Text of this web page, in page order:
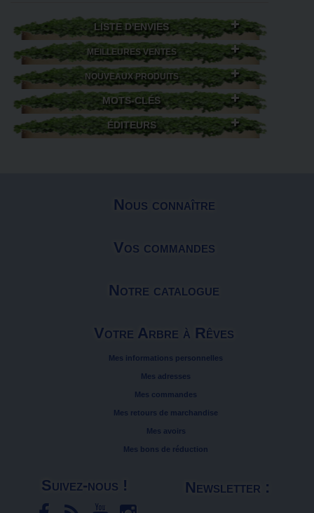
LISTE D'ENVIES
MEILLEURES VENTES
NOUVEAUX PRODUITS
MOTS-CLÉS
ÉDITEURS
Nous connaître
Vos commandes
Notre catalogue
Votre Arbre à Rêves
Mes informations personnelles
Mes adresses
Mes commandes
Mes retours de marchandise
Mes avoirs
Mes bons de réduction
Suivez-nous ! Newsletter :